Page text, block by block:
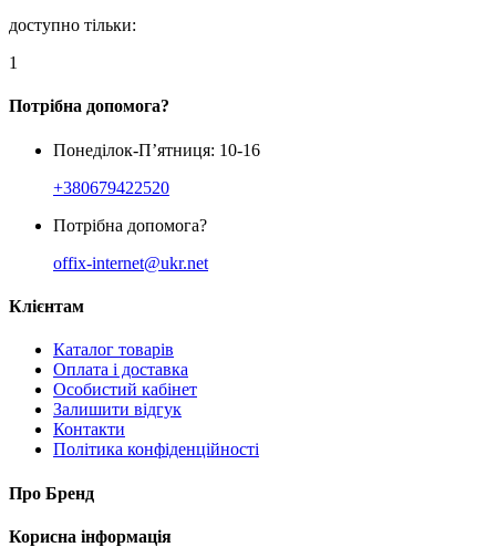
доступно тільки:
1
Потрібна допомога?
Понеділок-П’ятниця: 10-16
+380679422520
Потрібна допомога?
offix-internet@ukr.net
Клієнтам
Каталог товарів
Оплата і доставка
Особистий кабінет
Залишити відгук
Контакти
Політика конфіденційності
Про Бренд
Корисна інформація